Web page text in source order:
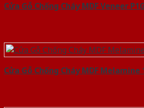
Cửa Gỗ Chống Cháy MDF Veneer
Cửa Gỗ Chống Cháy MDF Melamine